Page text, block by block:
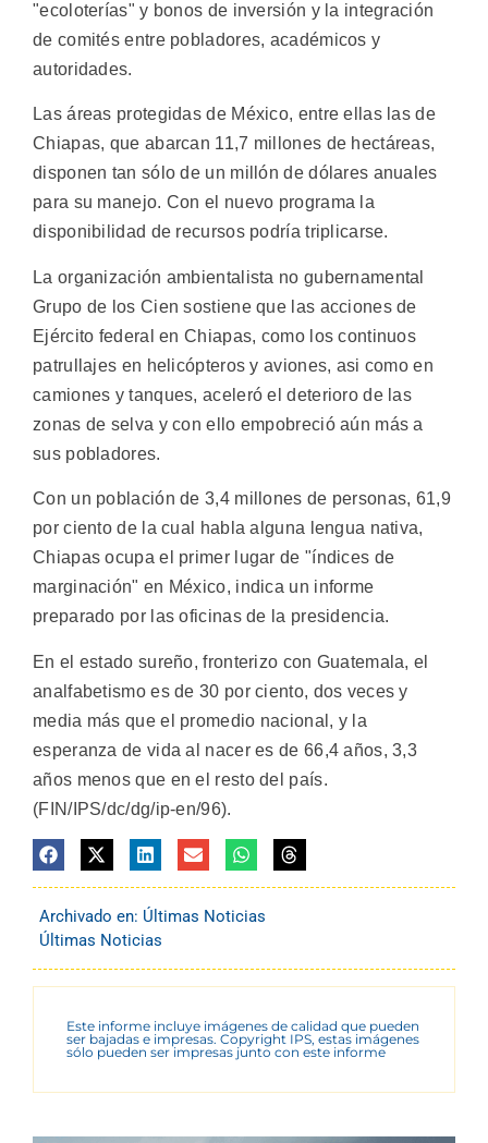
"ecoloterías" y bonos de inversión y la integración
de comités entre pobladores, académicos y
autoridades.
Las áreas protegidas de México, entre ellas las de
Chiapas, que abarcan 11,7 millones de hectáreas,
disponen tan sólo de un millón de dólares anuales
para su manejo. Con el nuevo programa la
disponibilidad de recursos podría triplicarse.
La organización ambientalista no gubernamental
Grupo de los Cien sostiene que las acciones de
Ejército federal en Chiapas, como los continuos
patrullajes en helicópteros y aviones, asi como en
camiones y tanques, aceleró el deterioro de las
zonas de selva y con ello empobreció aún más a
sus pobladores.
Con un población de 3,4 millones de personas, 61,9
por ciento de la cual habla alguna lengua nativa,
Chiapas ocupa el primer lugar de "índices de
marginación" en México, indica un informe
preparado por las oficinas de la presidencia.
En el estado sureño, fronterizo con Guatemala, el
analfabetismo es de 30 por ciento, dos veces y
media más que el promedio nacional, y la
esperanza de vida al nacer es de 66,4 años, 3,3
años menos que en el resto del país.
(FIN/IPS/dc/dg/ip-en/96).
Archivado en: Últimas Noticias
Últimas Noticias
Este informe incluye imágenes de calidad que pueden
ser bajadas e impresas. Copyright IPS, estas imágenes
sólo pueden ser impresas junto con este informe